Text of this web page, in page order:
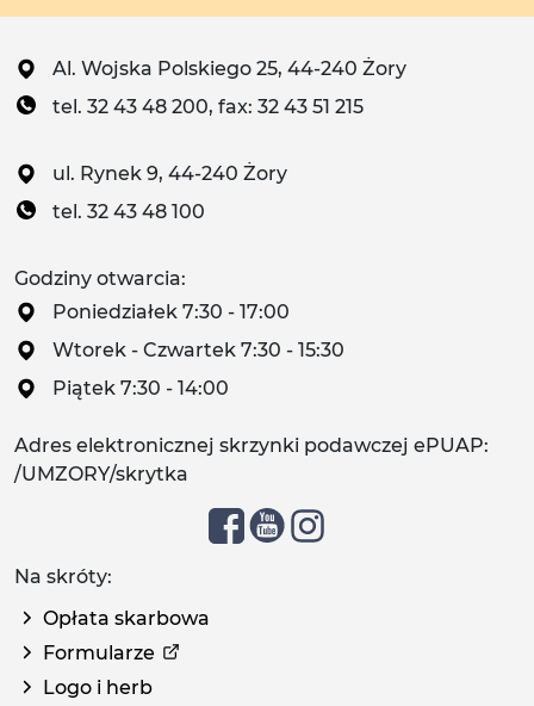
Al. Wojska Polskiego 25, 44-240 Żory
tel. 32 43 48 200, fax: 32 43 51 215
ul. Rynek 9, 44-240 Żory
tel. 32 43 48 100
Godziny otwarcia:
Poniedziałek 7:30 - 17:00
Wtorek - Czwartek 7:30 - 15:30
Piątek 7:30 - 14:00
Adres elektronicznej skrzynki podawczej ePUAP:
/UMZORY/skrytka
Na skróty:
Opłata skarbowa
Formularze
Logo i herb